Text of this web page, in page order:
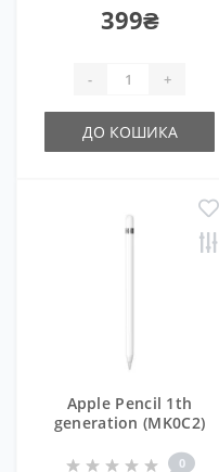
399₴
- +
ДО КОШИКА
Apple Pencil 1th
generation (MK0C2)
0